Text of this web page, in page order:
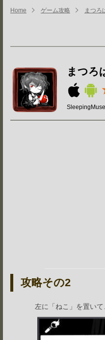
Home ゲーム攻略 まつろ
まつろ
攻略その2
左に「ねこ」を置い